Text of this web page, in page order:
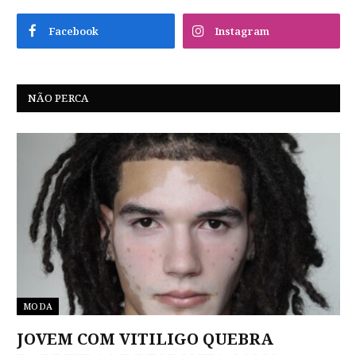
Facebook Instagram
NÃO PERCA
MODA
JOVEM COM VITILIGO QUEBRA